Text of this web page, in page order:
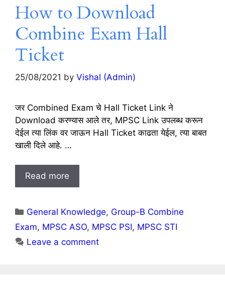
How to Download
Combine Exam Hall
Ticket
25/08/2021 by Vishal (Admin)
जर Combined Exam चे Hall Ticket Link ने
Download करण्यास आले तर, MPSC Link उपलब्ध करून
देईल त्या लिंक वर जाऊन Hall Ticket काढता येईल, त्या बाबत
खाली दिले आहे. …
Read more
Categories
General Knowledge, Group-B Combine
Exam, MPSC ASO, MPSC PSI, MPSC STI
Leave a comment